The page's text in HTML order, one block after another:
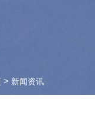
> 新闻资讯